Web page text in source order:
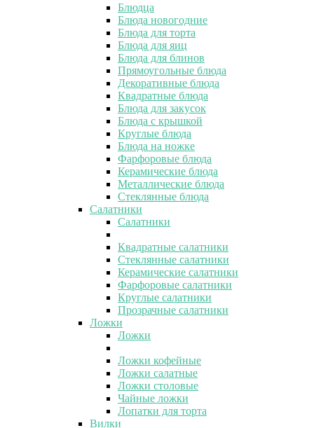
Блюдца
Блюда новогодние
Блюда для торта
Блюда для яиц
Блюда для блинов
Прямоугольные блюда
Декоративные блюда
Квадратные блюда
Блюда для закусок
Блюда с крышкой
Круглые блюда
Блюда на ножке
Фарфоровые блюда
Керамические блюда
Металлические блюда
Стеклянные блюда
Салатники
Салатники
Квадратные салатники
Стеклянные салатники
Керамические салатники
Фарфоровые салатники
Круглые салатники
Прозрачные салатники
Ложки
Ложки
Ложки кофейные
Ложки салатные
Ложки столовые
Чайные ложки
Лопатки для торта
Вилки